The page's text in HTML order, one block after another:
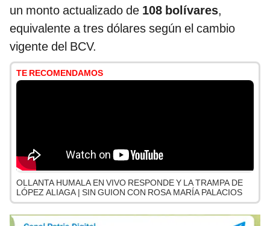
un monto actualizado de 108 bolívares,
equivalente a tres dólares según el cambio
vigente del BCV.
TE RECOMENDAMOS
OLLANTA HUMALA EN VIVO RESPONDE Y LA TRAMPA DE
LÓPEZ ALIAGA | SIN GUION CON ROSA MARÍA PALACIOS